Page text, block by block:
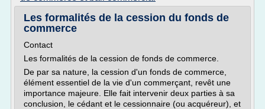
Les formalités de la cession du fonds de
commerce
Contact
Les formalités de la cession de fonds de commerce.
De par sa nature, la cession d'un fonds de commerce,
élément essentiel de la vie d'un commerçant, revêt une
importance majeure. Elle fait intervenir deux parties à sa
conclusion, le cédant et le cessionnaire (ou acquéreur), et